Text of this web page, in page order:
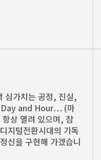
심가치는 공정, 진실,
Day and Hour… (마
상 열려 있으며, 참
지털전환시대의 기독
신을 구현해 가겠습니